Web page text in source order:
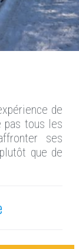
de
pas tous les
ses
que de